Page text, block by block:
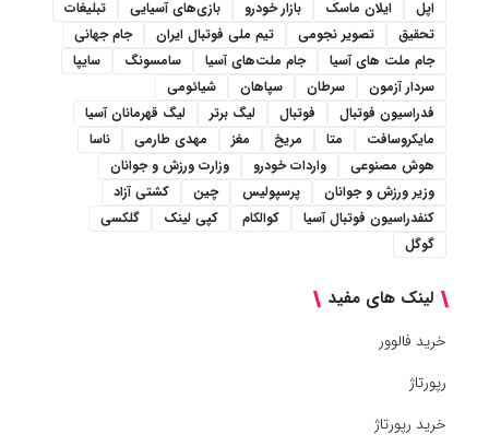
اپل
ایلان ماسک بازار خودرو بازی‌های آسیایی
تبلیغات
تحقیق
تصویر نجومی تیم ملی فوتبال ایران
جام جهانی
جام ملت های آسیا
جام ملت‌های آسیا سامسونگ
سایپا
سردار آزمون
سرطان سپاهان
شیائومی
فدراسیون فوتبال
فوتبال لیگ برتر
لیگ قهرمانان آسیا
مایکروسافت
متا مریخ مغز مهدی طارمی
ناسا
هوش مصنوعی
واردات خودرو
وزارت ورزش و جوانان
وزیر ورزش و جوانان
پرسپولیس چین
کشتی آزاد
کنفدراسیون فوتبال آسیا
کوالکام کپی لینک
گلکسی
گوگل
لینک های مفید
خرید فالوور
رپورتاژ
خرید رپورتاژ